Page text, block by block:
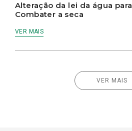
Alteração da lei da água para
Combater a seca
VER MAIS
VER MAIS